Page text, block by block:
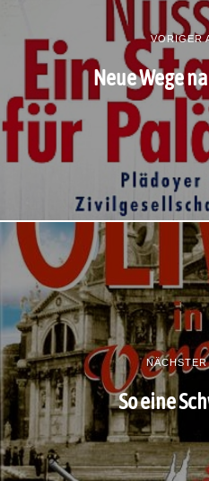
VORIGER
Neue Wege
So eine